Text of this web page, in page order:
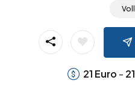
21 Euro - 21